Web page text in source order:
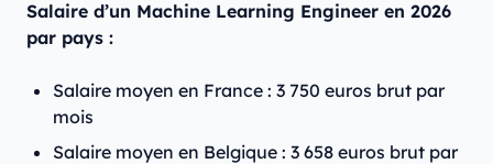
Salaire d’un Machine Learning Engineer en 2026
par pays :
Salaire moyen en France : 3 750 euros brut par
mois
Salaire moyen en Belgique : 3 658 euros brut par